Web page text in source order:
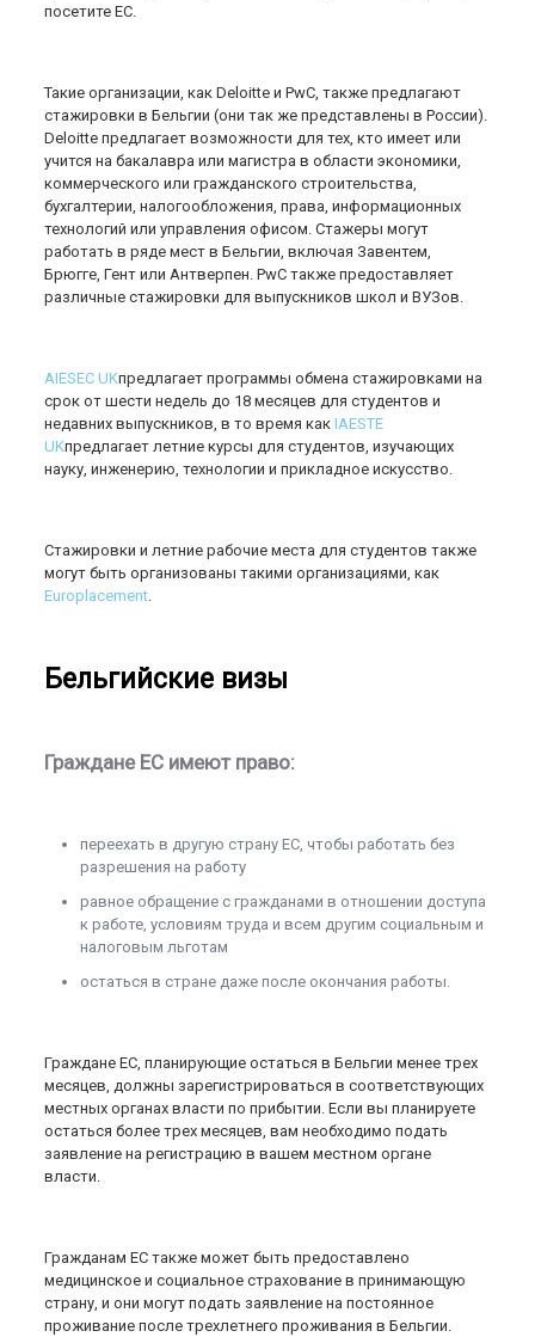
посетите ЕС.
Такие организации, как Deloitte и PwC, также предлагают
стажировки в Бельгии (они так же представлены в России).
Deloitte предлагает возможности для тех, кто имеет или
учится на бакалавра или магистра в области экономики,
коммерческого или гражданского строительства,
бухгалтерии, налогообложения, права, информационных
технологий или управления офисом. Стажеры могут
работать в ряде мест в Бельгии, включая Завентем,
Брюгге, Гент или Антверпен. PwC также предоставляет
различные стажировки для выпускников школ и ВУЗов.
AIESEC UKпредлагает программы обмена стажировками на
срок от шести недель до 18 месяцев для студентов и
недавних выпускников, в то время какIAESTE
UKпредлагает летние курсы для студентов, изучающих
науку, инженерию, технологии и прикладное искусство.
Стажировки и летние рабочие места для студентов также
могут быть организованы такими организациями, как
Europlacement.
Бельгийские визы
Граждане ЕС имеют право:
переехать в другую страну ЕС, чтобы работать без
разрешения на работу
равное обращение с гражданами в отношении доступа
к работе, условиям труда и всем другим социальным и
налоговым льготам
остаться в стране даже после окончания работы.
Граждане ЕС, планирующие остаться в Бельгии менее трех
месяцев, должны зарегистрироваться в соответствующих
местных органах власти по прибытии. Если вы планируете
остаться более трех месяцев, вам необходимо подать
заявление на регистрацию в вашем местном органе
власти.
Гражданам ЕС также может быть предоставлено
медицинское и социальное страхование в принимающую
страну, и они могут подать заявление на постоянное
проживание после трехлетнего проживания в Бельгии.